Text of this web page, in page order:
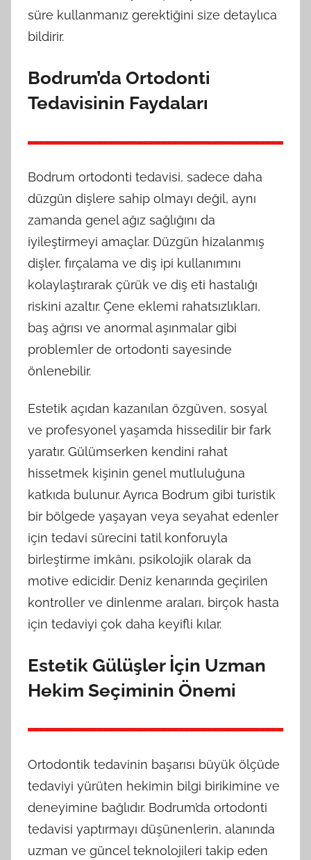
süre kullanmanız gerektiğini size detaylıca
bildirir.
Bodrum’da Ortodonti
Tedavisinin Faydaları
Bodrum ortodonti tedavisi, sadece daha
düzgün dişlere sahip olmayı değil, aynı
zamanda genel ağız sağlığını da
iyileştirmeyi amaçlar. Düzgün hizalanmış
dişler, fırçalama ve diş ipi kullanımını
kolaylaştırarak çürük ve diş eti hastalığı
riskini azaltır. Çene eklemi rahatsızlıkları,
baş ağrısı ve anormal aşınmalar gibi
problemler de ortodonti sayesinde
önlenebilir.
Estetik açıdan kazanılan özgüven, sosyal
ve profesyonel yaşamda hissedilir bir fark
yaratır. Gülümserken kendini rahat
hissetmek kişinin genel mutluluğuna
katkıda bulunur. Ayrıca Bodrum gibi turistik
bir bölgede yaşayan veya seyahat edenler
için tedavi sürecini tatil konforuyla
birleştirme imkânı, psikolojik olarak da
motive edicidir. Deniz kenarında geçirilen
kontroller ve dinlenme araları, birçok hasta
için tedaviyi çok daha keyifli kılar.
Estetik Gülüşler İçin Uzman
Hekim Seçiminin Önemi
Ortodontik tedavinin başarısı büyük ölçüde
tedaviyi yürüten hekimin bilgi birikimine ve
deneyimine bağlıdır. Bodrum’da ortodonti
tedavisi yaptırmayı düşünenlerin, alanında
uzman ve güncel teknolojileri takip eden